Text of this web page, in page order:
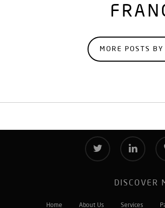
MORE POSTS
twitter linkedin
DISCOVER
Home About Us Services